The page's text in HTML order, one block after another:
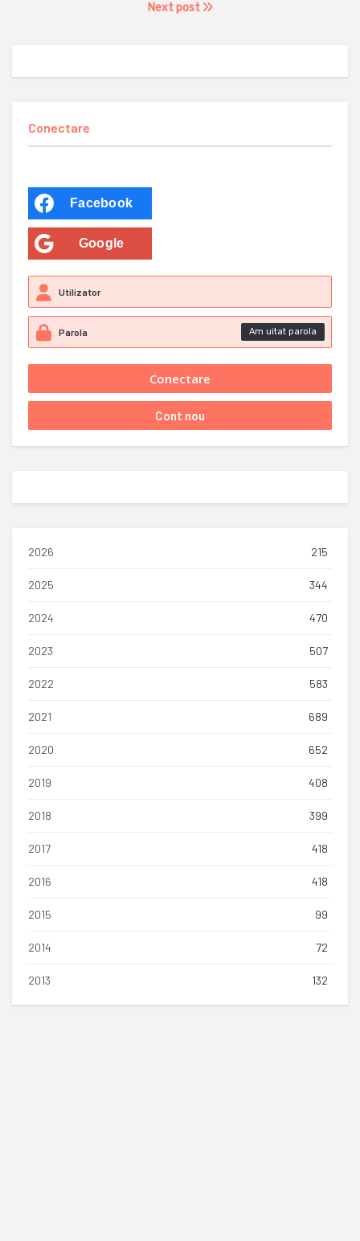
Next post
Conectare
Facebook
Google
Am uitat parola
2026 215
2025 344
2024 470
2023 507
2022 583
2021 689
2020 652
2019 408
2018 399
2017 418
2016 418
2015 99
2014 72
2013 132